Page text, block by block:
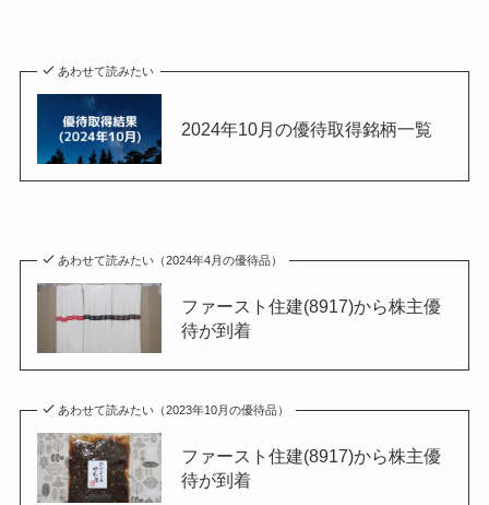
あわせて読みたい
2024年10月の優待取得銘柄一覧
あわせて読みたい（2024年4月の優待品）
ファースト住建(8917)から株主優
待が到着
あわせて読みたい（2023年10月の優待品）
ファースト住建(8917)から株主優
待が到着